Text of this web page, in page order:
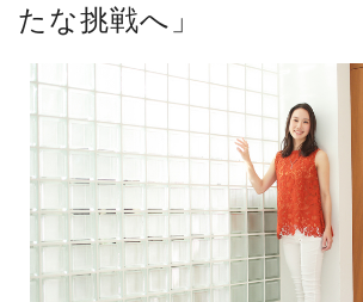
たな挑戦へ」